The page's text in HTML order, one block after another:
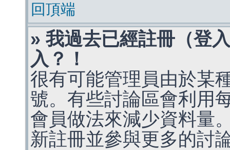
回頂端
» 我過去已經註冊（登
入？！
很有可能管理員由於某
號。有些討論區會利用
會員做法來減少資料量
新註冊並參與更多的討